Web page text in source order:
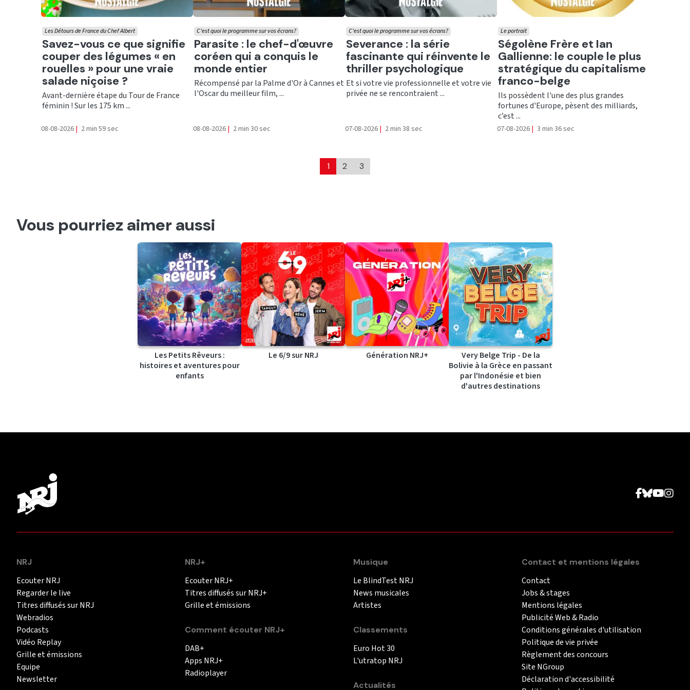
Ecouter
Savez-vous ce que signifie
couper des légumes « en
rouelles » pour une vraie
salade niçoise ?
Les Détours de France du Chef Albert
Avant-dernière étape du Tour de France
féminin ! Sur les 175 km ...
08-08-2026 | 2 min 59 sec
Ecouter
Parasite : le chef-d'œuvre
coréen qui a conquis le
monde entier
C'est quoi le programme sur vos écrans?
Récompensé par la Palme d'Or à Cannes et
l'Oscar du meilleur film, ...
08-08-2026 | 2 min 30 sec
Ecouter
Severance : la série
fascinante qui réinvente le
thriller psychologique
C'est quoi le programme sur vos écrans?
Et si votre vie professionnelle et votre vie
privée ne se rencontraient ...
07-08-2026 | 2 min 38 sec
Ecouter
Ségolène Frère et Ian
Gallienne: le couple le plus
stratégique du capitalisme
franco-belge
Le portrait
Ils possèdent l'une des plus grandes
fortunes d'Europe, pèsent des milliards,
c’est ...
07-08-2026 | 3 min 36 sec
1 2 3
Vous pourriez aimer aussi
Les Petits Rêveurs :
histoires et aventures pour
enfants
Le 6/9 sur NRJ Génération NRJ+
Very Belge Trip - De la
Bolivie à la Grèce en passant
par l'Indonésie et bien
d'autres destinations
NRJ
Ecouter NRJ
Regarder le live
Titres diffusés sur NRJ
Webradios
Podcasts
Vidéo Replay
Grille et émissions
Equipe
Newsletter
NRJ+
Ecouter NRJ+
Titres diffusés sur NRJ+
Grille et émissions
Comment écouter NRJ+
DAB+
Apps NRJ+
Radioplayer
Musique
Le BlindTest NRJ
News musicales
Artistes
Classements
Euro Hot 30
L'utratop NRJ
Actualités
Contact et mentions légales
Contact
Jobs & stages
Mentions légales
Publicité Web & Radio
Conditions générales d'utilisation
Politique de vie privée
Règlement des concours
Site NGroup
Déclaration d'accessibilité